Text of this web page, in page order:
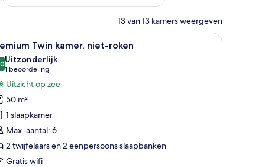
13 van 13 kamers weergeven
bureau, stoelen en een kledingkast met daarin hangende kleding.
Een moderne slaapkamer met een houten
14 Twin kamer, niet-roken
van 10
Uitzonderlijk
1 beoordeling
(1
beoordeling)
Uitzicht op zee
50 m²
1 slaapkamer
Max. aantal: 6
2 twijfelaars en 2 eenpersoons slaapbanken
Gratis wifi